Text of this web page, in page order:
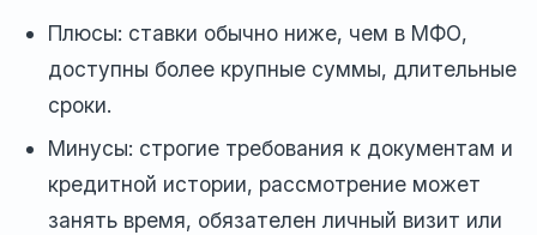
Плюсы: ставки обычно ниже, чем в МФО,
доступны более крупные суммы, длительные
сроки.
Минусы: строгие требования к документам и
кредитной истории, рассмотрение может
занять время, обязателен личный визит или